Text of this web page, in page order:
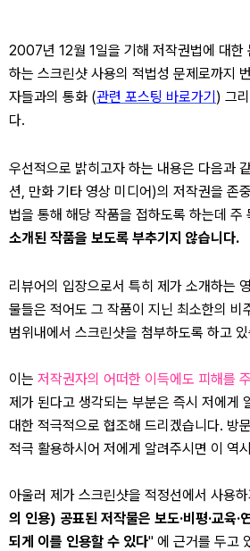
2007년 12월 1일을 기해 저작권법에 대한
하는 스크린샷 사용의 적법성 문제로까지
자들과의 통화 (관련 포스팅 바로가기) 그
다.
우선적으로 밝히고자 하는 내용은 다음과
션, 만화 기타 영상 미디어)의 저작권을 존
법을 통해 해당 작품을 접하도록 하는데 주
소개된 작품을 보도록 부추기지 않습니다.
리뷰어의 입장으로서 특히 제가 소개하는
물들은 적어도 그 작품이 지닌 최소한의
범위내에서 스크린샷을 첨부하도록 하고
이는 저작권자의 어떠한 이득에도 피해를
제가 된다고 생각되는 부분은 즉시 저에게
대한 적극적으로 협조해 드리겠습니다. 방
적극 활용하시어 저에게 알려주시면 이 역
아울러 제가 스크린샷을 적정선에서 사용
의 인용) 공표된 저작물은 보도·비평·교육
되게 이를 인용할 수 있다" 에 근거를 두고